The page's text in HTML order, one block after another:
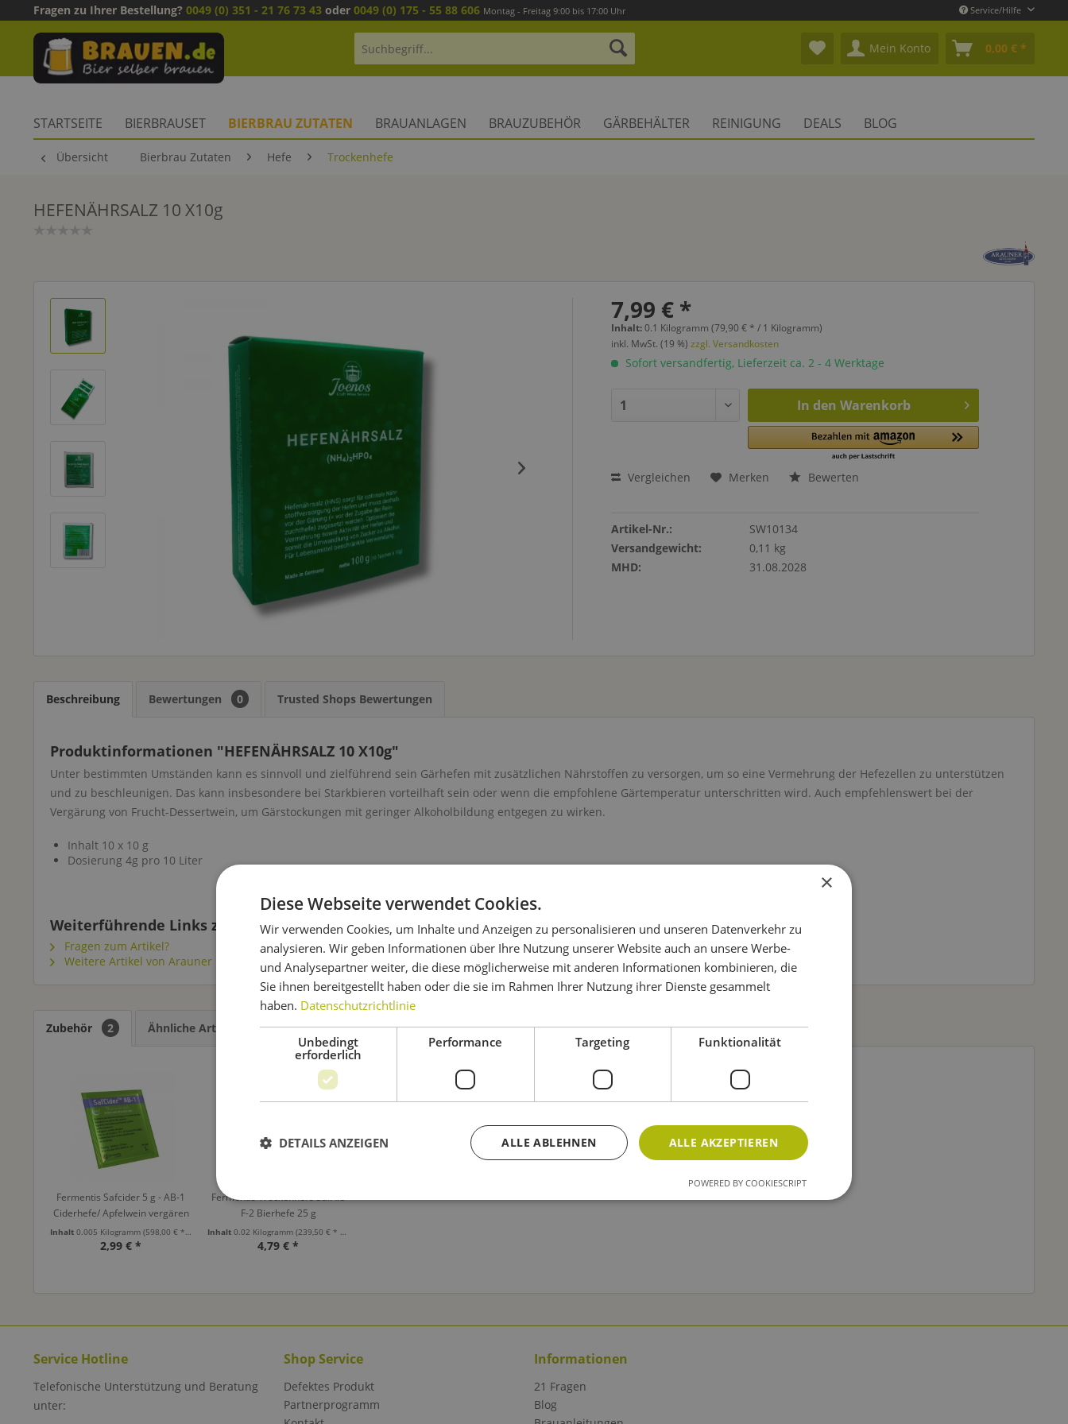
Fragen zu Ihrer Bestellung? 0049 (0) 351 - 21 76 73 43 oder 0049 (0) 175 - 55 88 606 Montag - Freitag 9:00 bis 17:00 Uhr Service/Hilfe
Mein Konto 0,00 € *
STARTSEITE BIERBRAUSET BIERBRAU ZUTATEN BRAUANLAGEN BRAUZUBEHÖR GÄRBEHÄLTER REINIGUNG DEALS BLOG
Übersicht Bierbrau Zutaten Hefe Trockenhefe
HEFENÄHRSALZ 10 X10g
7,99 € *
Inhalt:0.1 Kilogramm (79,90 € * / 1 Kilogramm)
inkl. MwSt. (19 %)zzgl. Versandkosten
Sofort versandfertig, Lieferzeit ca. 2 - 4 Werktage
In den Warenkorb
Vergleichen Merken Bewerten
Artikel-Nr.:
SW10134
Versandgewicht:
0,11 kg
MHD:
31.08.2028
Beschreibung Bewertungen 0 Trusted Shops Bewertungen
Produktinformationen "HEFENÄHRSALZ 10 X10g"
Unter bestimmten Umständen kann es sinnvoll und zielführend sein Gärhefen mit zusätzlichen Nährstoffen zu versorgen, um so eine Vermehrung der Hefezellen zu unterstützen
und zu beschleunigen. Das kann insbesondere bei Starkbieren vorteilhaft sein oder wenn die empfohlene Gärtemperatur unterschritten wird. Auch empfehlenswert bei der
Vergärung von Frucht-Dessertwein, um Gärstockungen mit geringer Alkoholbildung entgegen zu wirken.
Inhalt 10 x 10 g
Dosierung 4g pro 10 Liter
Weiterführende Links zu "HEFENÄHRSALZ 10 X10g"
Fragen zum Artikel?
Weitere Artikel von Arauner
Zubehör 2 Ähnliche Artikel Kunden kauften auch Kunden haben sich ebenfalls angesehen
Fermentis Safcider 5 g - AB-1
Ciderhefe/ Apfelwein vergären
Inhalt 0.005 Kilogramm (598,00 € * / 1 Kilogramm)
2,99 € *
Fermentis Trockenhefe SafAle
F-2 Bierhefe 25 g
Inhalt0.02 Kilogramm(239,50 € * / 1 Kilogramm)
4,79 € *
Service Hotline
Telefonische Unterstützung und Beratung
unter:
Shop Service
Defektes Produkt
Partnerprogramm
Informationen
21 Fragen
Blog
×
Diese Webseite verwendet Cookies.
Wir verwenden Cookies, um Inhalte und Anzeigen zu personalisieren und unseren Datenverkehr zu
analysieren. Wir geben Informationen über Ihre Nutzung unserer Website auch an unsere Werbe-
und Analysepartner weiter, die diese möglicherweise mit anderen Informationen kombinieren, die
Sie ihnen bereitgestellt haben oder die sie im Rahmen Ihrer Nutzung ihrer Dienste gesammelt
haben. Datenschutzrichtlinie
Unbedingt
erforderlich
Performance Targeting Funktionalität
ALLE AKZEPTIEREN
ALLE ABLEHNEN
DETAILS ANZEIGEN
POWERED BY COOKIESCRIPT